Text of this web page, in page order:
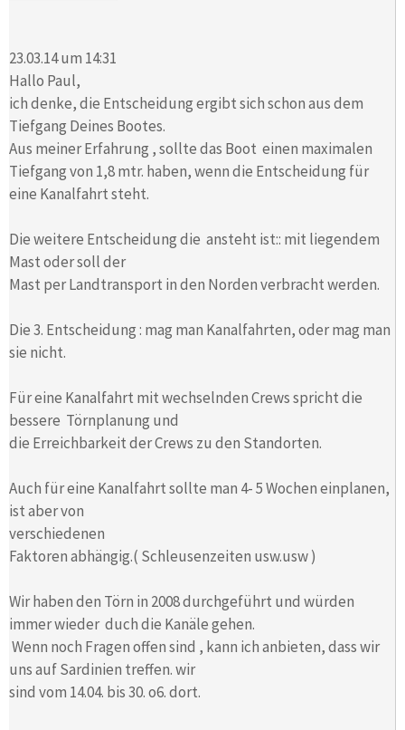
23.03.14 um 14:31
Hallo Paul,
ich denke, die Entscheidung ergibt sich schon aus dem
Tiefgang Deines Bootes.
Aus meiner Erfahrung , sollte das Boot einen maximalen
Tiefgang von 1,8 mtr. haben, wenn die Entscheidung für
eine Kanalfahrt steht.
Die weitere Entscheidung die ansteht ist:: mit liegendem
Mast oder soll der
Mast per Landtransport in den Norden verbracht werden.
Die 3. Entscheidung : mag man Kanalfahrten, oder mag man
sie nicht.
Für eine Kanalfahrt mit wechselnden Crews spricht die
bessere Törnplanung und
die Erreichbarkeit der Crews zu den Standorten.
Auch für eine Kanalfahrt sollte man 4- 5 Wochen einplanen,
ist aber von
verschiedenen
Faktoren abhängig.( Schleusenzeiten usw.usw )
Wir haben den Törn in 2008 durchgeführt und würden
immer wieder duch die Kanäle gehen.
Wenn noch Fragen offen sind , kann ich anbieten, dass wir
uns auf Sardinien treffen. wir
sind vom 14.04. bis 30. o6. dort.